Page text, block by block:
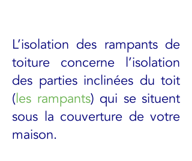
L’isolation des rampants de
toiture concerne l’isolation
des parties inclinées du toit
(les rampants) qui se situent
sous la couverture de votre
maison.